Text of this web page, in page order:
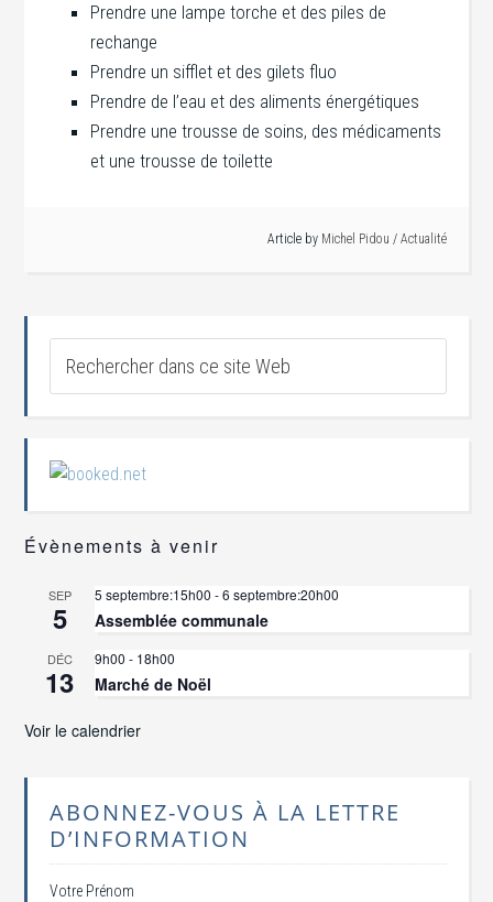
Prendre une lampe torche et des piles de
rechange
Prendre un sifflet et des gilets fluo
Prendre de l’eau et des aliments énergétiques
Prendre une trousse de soins, des médicaments
et une trousse de toilette
Article by Michel Pidou / Actualité
Évènements à venir
SEP
5
5 septembre:15h00 -6 septembre:20h00
Assemblée communale
DÉC
13
9h00 - 18h00
Marché de Noël
Voir le calendrier
ABONNEZ-VOUS À LA LETTRE
D’INFORMATION
Votre Prénom